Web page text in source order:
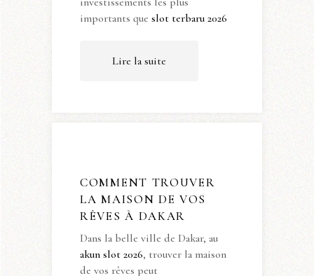
importants que slot terbaru 2026
Lire la suite
COMMENT TROUVER
LA MAISON DE VOS
RÊVES À DAKAR
Dans la belle ville de Dakar, au
akun slot 2026, trouver la maison
de vos rêves peut